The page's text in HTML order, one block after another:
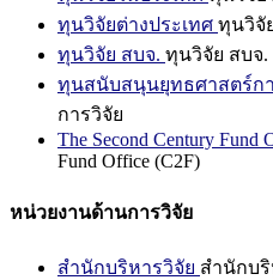
ทุนวิจัยต่างประเทศ ทุนวิจั
ทุนวิจัย สบจ. ทุนวิจัย สบจ.
ทุนสนับสนุนยุทธศาสตร์ก
การวิจัย
The Second Century Fund
Fund Office (C2F)
หน่วยงานด้านการวิจัย
สำนักบริหารวิจัย สำนักบ